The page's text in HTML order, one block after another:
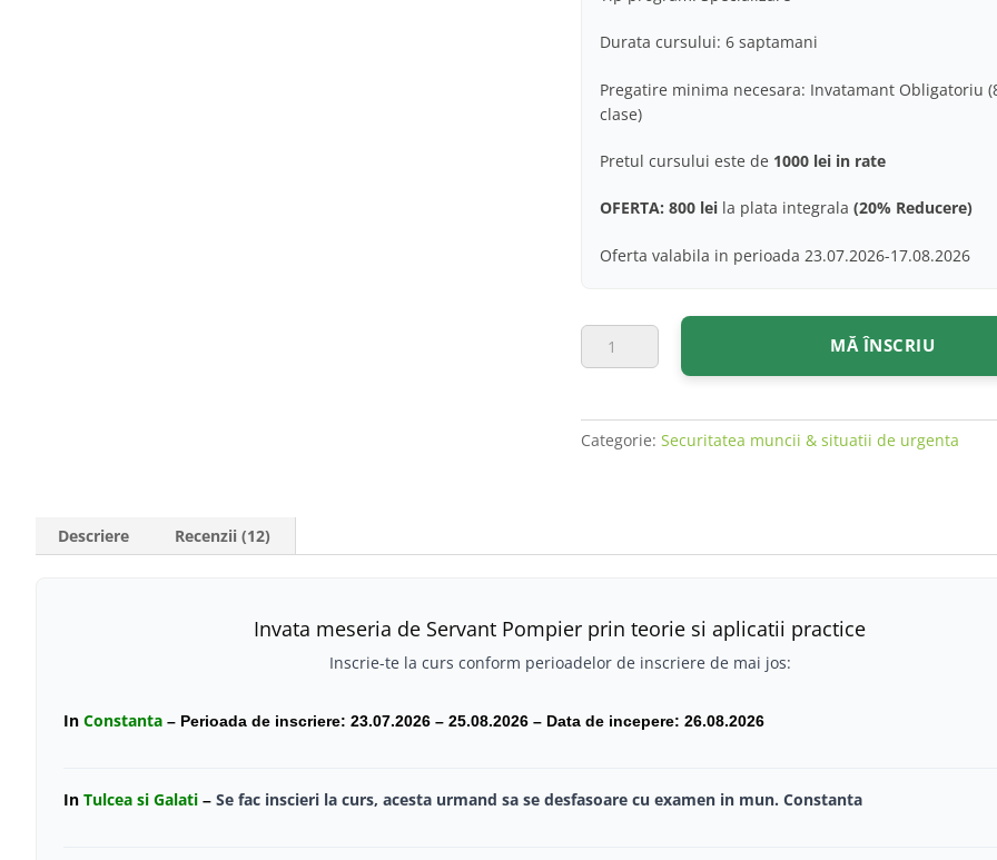
Durata cursului: 6 saptamani
Pregatire minima necesara: Invatamant Obligatoriu
clase)
Pretul cursului este de 1000 lei in rate
OFERTA: 800 lei la plata integrala(20% Reducere)
Oferta valabila in perioada 23.07.2026-17.08.2026
Cantitate
CURS
MĂ ÎNSCRIU
Categorie:Securitatea muncii & situatii de urgenta
Descriere Recenzii (12)
Invata meseria de Servant Pompier prin teorie si aplicatii practice
Inscrie-te la curs conform perioadelor de inscriere de mai jos:
In Constanta – Perioada de inscriere: 23.07.2026 – 25.08.2026 – Data de incepere: 26.08.2026
In Tulcea si Galati – Se fac inscieri la curs, acesta urmand sa se desfasoare cu examen in mun. Constanta